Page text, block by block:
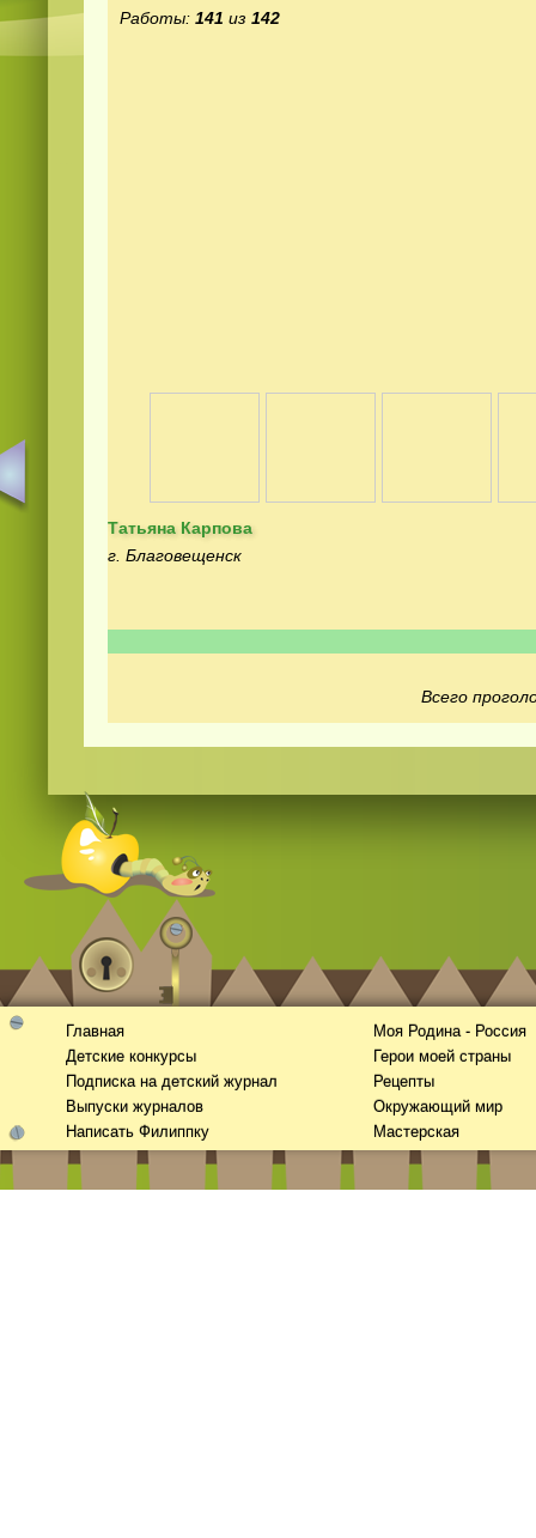
Работы: 141 из 142
Татьяна Карпова
г. Благовещенск
Всего
Главная
Детские конкурсы
Подписка на детский журнал
Выпуски журналов
Написать Филиппку
Моя Родина - Россия
Герои моей страны
Рецепты
Окружающий мир
Мастерская